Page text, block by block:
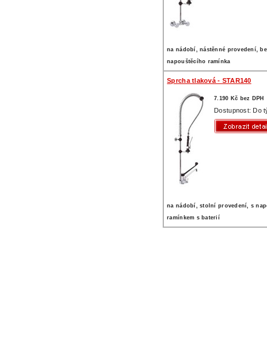
na nádobí, nástěnné provedení,
napouštěcího ramínka
Sprcha tlaková - STAR140
7.190 Kč bez DPH
Dostupnost: Do
na nádobí, stolní provedení, s
ramínkem s baterií